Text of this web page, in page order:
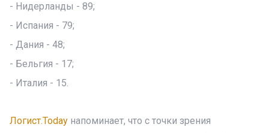
- Нидерланды - 89;
- Испания - 79;
- Дания - 48;
- Бельгия - 17;
- Италия - 15.
Логист.Today напоминает, что с точки зрения